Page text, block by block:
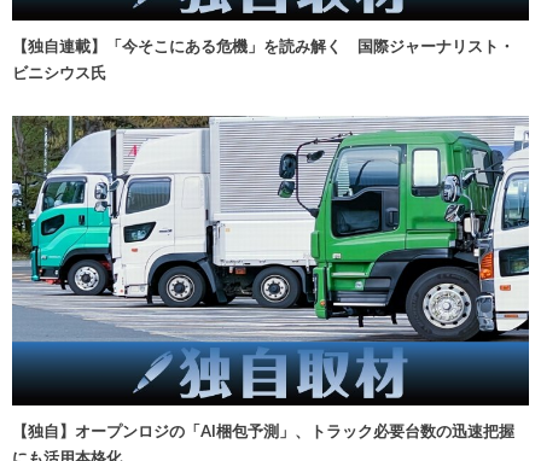
【独自連載】「今そこにある危機」を読み解く 国際ジャーナリスト・
ビニシウス氏
【独自】オープンロジの「AI梱包予測」、トラック必要台数の迅速把握